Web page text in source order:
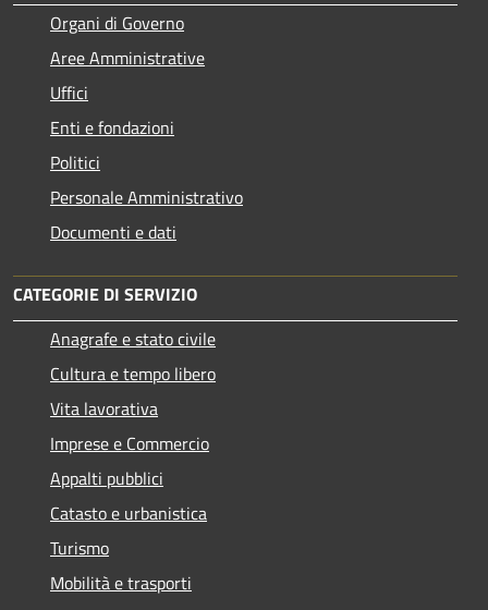
Organi di Governo
Aree Amministrative
Uffici
Enti e fondazioni
Politici
Personale Amministrativo
Documenti e dati
CATEGORIE DI SERVIZIO
Anagrafe e stato civile
Cultura e tempo libero
Vita lavorativa
Imprese e Commercio
Appalti pubblici
Catasto e urbanistica
Turismo
Mobilità e trasporti